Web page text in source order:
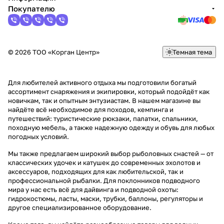
Покупателю
© 2026 ТОО «Корган Центр» Темная тема
Для любителей активного отдыха мы подготовили богатый
ассортимент снаряжения и экипировки, который подойдёт как
новичкам, так и опытным энтузиастам. В нашем магазине вы
найдёте всё необходимое для походов, кемпинга и
путешествий: туристические рюкзаки, палатки, спальники,
походную мебель, а также надежную одежду и обувь для любых
погодных условий.
Мы также предлагаем широкий выбор рыболовных снастей — от
классических удочек и катушек до современных эхолотов и
аксессуаров, подходящих для как любительской, так и
профессиональной рыбалки. Для поклонников подводного
мира у нас есть всё для дайвинга и подводной охоты:
гидрокостюмы, ласты, маски, трубки, баллоны, регуляторы и
другое специализированное оборудование.